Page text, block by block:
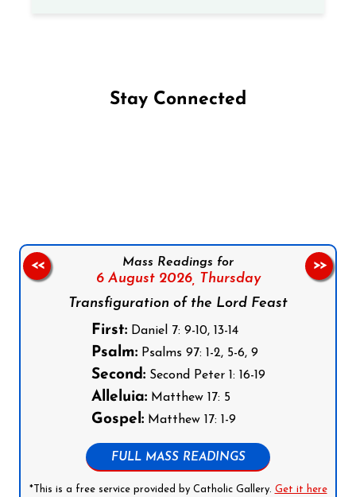
Stay Connected
Mass Readings for
6 August 2026, Thursday
Transfiguration of the Lord Feast
First:Daniel 7: 9-10, 13-14
Psalm:Psalms 97: 1-2, 5-6, 9
Second:Second Peter 1: 16-19
Alleluia:Matthew 17: 5
Gospel:Matthew 17: 1-9
FULL MASS READINGS
*This is a free service provided by Catholic Gallery. Get it here
<< >>